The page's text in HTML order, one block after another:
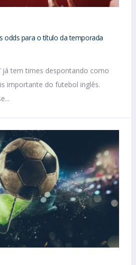
odds para o título da temporada
já tem times despontando como
importante do futebol inglês.